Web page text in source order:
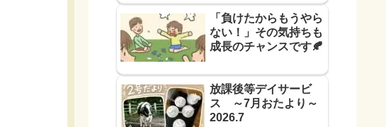
「負けたからもうやら
ない！」その気持ちも
成長のチャンスです🍂
放課後等デイサービ
ス ～7月おたより～
2026.7